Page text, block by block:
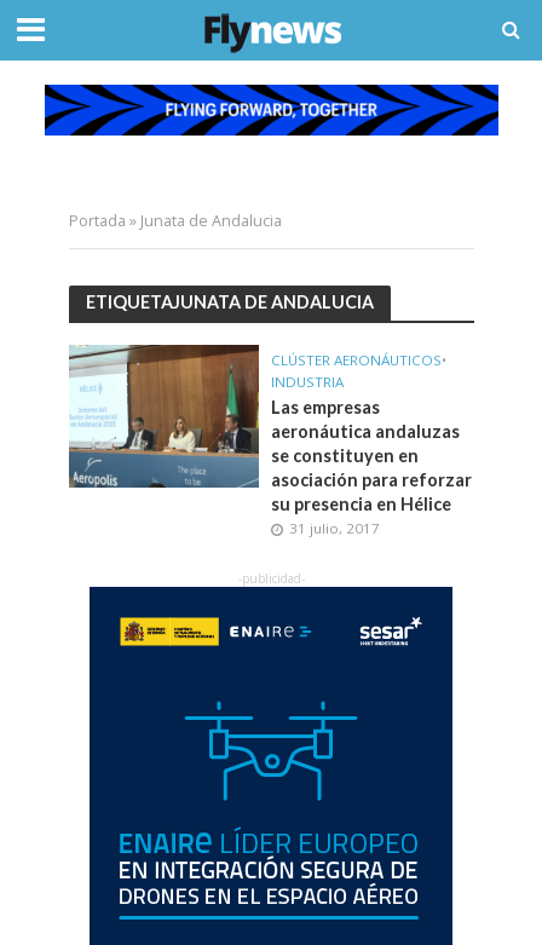
Portada » Junata de Andalucia
ETIQUETAJUNATA DE ANDALUCIA
CLÚSTER AERONÁUTICOS•
INDUSTRIA
Las empresas
aeronáutica andaluzas
se constituyen en
asociación para reforzar
su presencia en Hélice
31 julio, 2017